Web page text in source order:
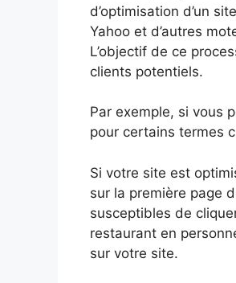
d’optimisation d’un
Yahoo et d’autres
L’objectif de ce
clients potentiels.
Par exemple, si vous
pour certains termes
Si votre site est
sur la première page
susceptibles de
restaurant en
sur votre site.